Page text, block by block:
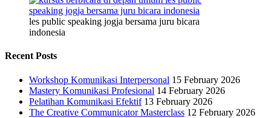
les public speaking jogja bersama juru bicara
indonesia
Recent Posts
Workshop Komunikasi Interpersonal 15 February 2026
Mastery Komunikasi Profesional 14 February 2026
Pelatihan Komunikasi Efektif 13 February 2026
The Creative Communicator Masterclass 12 February 2026